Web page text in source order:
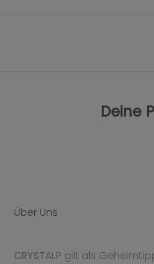
Deine
Über Uns
CRYSTALP gilt als